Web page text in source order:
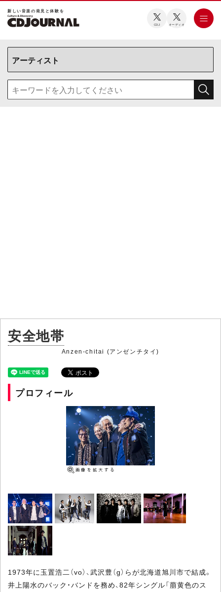
新しい⾳楽の発⾒と体験を
CDJ オーディオ
安全地帯
Anzen-chitai (アンゼンチタイ)
プロフィール
1973年に玉置浩二（vo）、武沢豊（g）らが北海道旭川市で結成。
井上陽水のバック・バンドを務め、82年シングル「萠黄色のス